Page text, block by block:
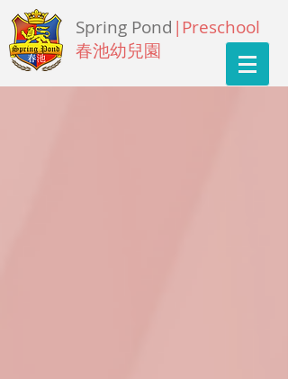
Spring Pond |Preschool
春池幼兒園